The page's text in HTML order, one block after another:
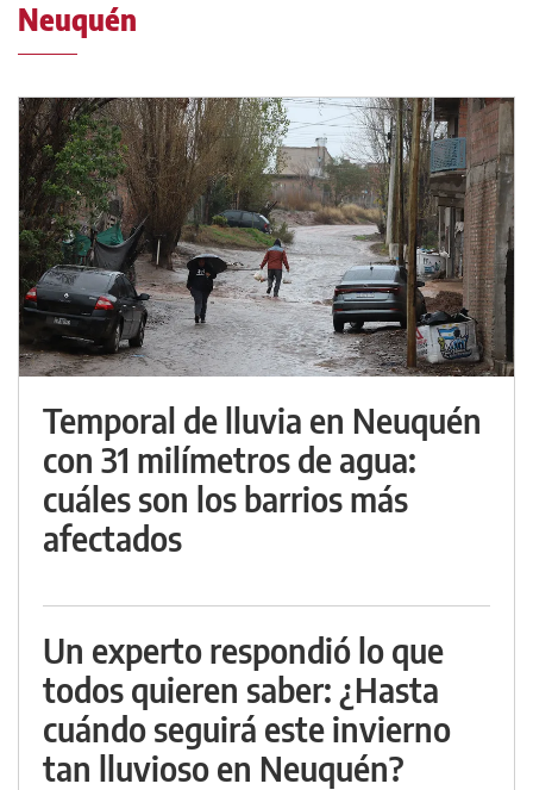
Neuquén
Temporal de lluvia en Neuquén
con 31 milímetros de agua:
cuáles son los barrios más
afectados
Un experto respondió lo que
todos quieren saber: ¿Hasta
cuándo seguirá este invierno
tan lluvioso en Neuquén?